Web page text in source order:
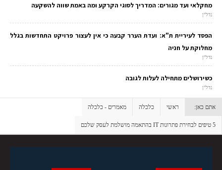
מחקלאי ועד מגורים: המדריך לסוגי הקרקע ומה באמת שווה להשקעה
נדל"ן
הפסד לעיריית ת"א: ועדת הערר קבעה כי אין לעצור פרויקט התחדשות בגלל
מחלוקת על חניה
נדל"ן
כשירושלים מתחילה לעלות לגובה
נדל"ן
אתם כאן: ראשי כלכלה מאמרים - כלכלה
5 טיפים לבחירת פתרונות IT בהתאמה מושלמת לעסק שלכם